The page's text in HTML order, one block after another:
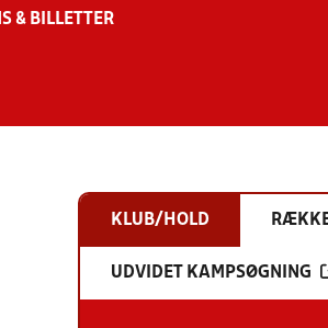
& BILLETTER
KLUB/HOLD
UDVIDET KAMPSØGNING